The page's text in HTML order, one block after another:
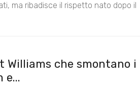
ma ribadisce il rispetto nato dopo il
Williams che smontano i
e...